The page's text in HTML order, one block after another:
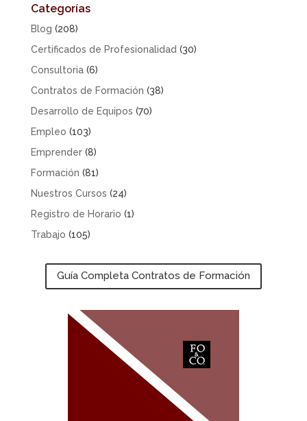
Categorías
Blog (208)
Certificados de Profesionalidad (30)
Consultoria(6)
Contratos de Formación (38)
Desarrollo de Equipos (70)
Empleo (103)
Emprender(8)
Formación (81)
Nuestros Cursos (24)
Registro de Horario (1)
Trabajo (105)
Guía Completa Contratos de Formación